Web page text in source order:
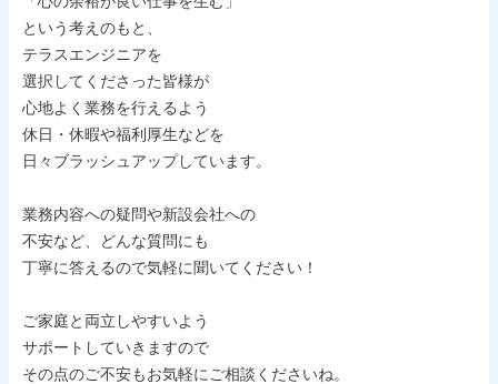
という考えのもと、
テラスエンジニアを
選択してくださった皆様が
心地よく業務を行えるよう
休日・休暇や福利厚生などを
日々ブラッシュアップしています。
業務内容への疑問や新設会社への
不安など、どんな質問にも
丁寧に答えるので気軽に聞いてください！
ご家庭と両立しやすいよう
サポートしていきますので
その点のご不安もお気軽にご相談くださいね。